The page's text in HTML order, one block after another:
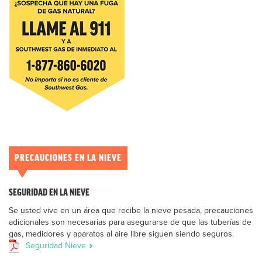
PRECAUCIONES EN LA NIEVE
SEGURIDAD EN LA NIEVE
Se usted vive en un área que recibe la nieve pesada, precauciones
adicionales son necesarias para asegurarse de que las tuberías de
gas, medidores y aparatos al aire libre siguen siendo seguros.
Seguridad Nieve